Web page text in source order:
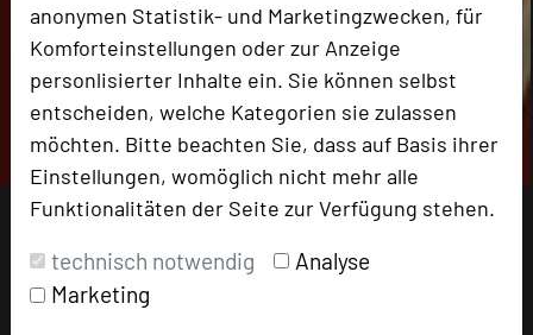
anonymen Statistik- und Marketingzwecken, für
Komforteinstellungen oder zur Anzeige
personlisierter Inhalte ein. Sie können selbst
entscheiden, welche Kategorien sie zulassen
möchten. Bitte beachten Sie, dass auf Basis ihrer
Einstellungen, womöglich nicht mehr alle
Funktionalitäten der Seite zur Verfügung stehen.
technisch notwendig
Analyse
Marketing